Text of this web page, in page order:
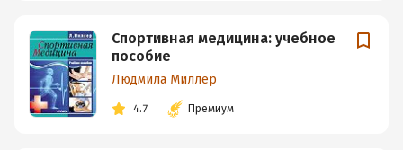
Спортивная медицина: учебное
пособие
Людмила Миллер
4.7 Премиум